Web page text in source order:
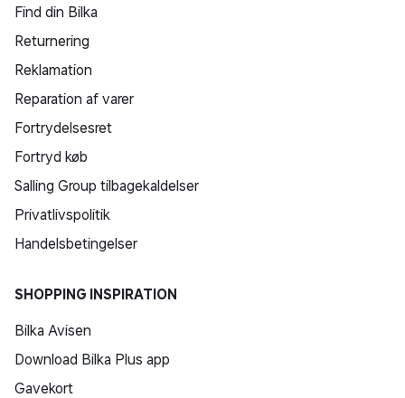
Find din Bilka
Returnering
Reklamation
Reparation af varer
Fortrydelsesret
Fortryd køb
Salling Group tilbagekaldelser
Privatlivspolitik
Handelsbetingelser
SHOPPING INSPIRATION
Bilka Avisen
Download Bilka Plus app
Gavekort